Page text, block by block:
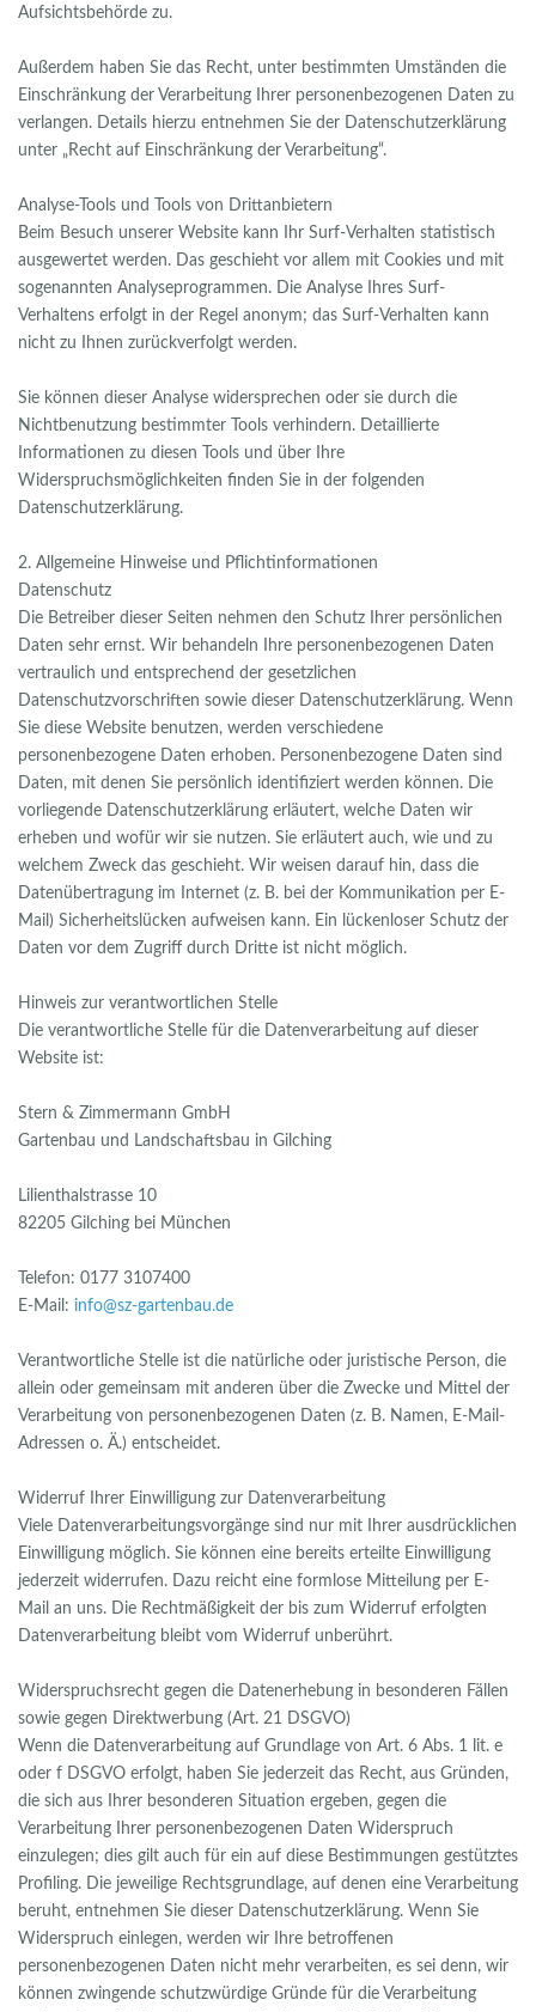
Aufsichtsbehörde zu.
Außerdem haben Sie das Recht, unter bestimmten Umständen die
Einschränkung der Verarbeitung Ihrer personenbezogenen Daten zu
verlangen. Details hierzu entnehmen Sie der Datenschutzerklärung
unter „Recht auf Einschränkung der Verarbeitung“.
Analyse-Tools und Tools von Drittanbietern
Beim Besuch unserer Website kann Ihr Surf-Verhalten statistisch
ausgewertet werden. Das geschieht vor allem mit Cookies und mit
sogenannten Analyseprogrammen. Die Analyse Ihres Surf-
Verhaltens erfolgt in der Regel anonym; das Surf-Verhalten kann
nicht zu Ihnen zurückverfolgt werden.
Sie können dieser Analyse widersprechen oder sie durch die
Nichtbenutzung bestimmter Tools verhindern. Detaillierte
Informationen zu diesen Tools und über Ihre
Widerspruchsmöglichkeiten finden Sie in der folgenden
Datenschutzerklärung.
2. Allgemeine Hinweise und Pflichtinformationen
Datenschutz
Die Betreiber dieser Seiten nehmen den Schutz Ihrer persönlichen
Daten sehr ernst. Wir behandeln Ihre personenbezogenen Daten
vertraulich und entsprechend der gesetzlichen
Datenschutzvorschriften sowie dieser Datenschutzerklärung. Wenn
Sie diese Website benutzen, werden verschiedene
personenbezogene Daten erhoben. Personenbezogene Daten sind
Daten, mit denen Sie persönlich identifiziert werden können. Die
vorliegende Datenschutzerklärung erläutert, welche Daten wir
erheben und wofür wir sie nutzen. Sie erläutert auch, wie und zu
welchem Zweck das geschieht. Wir weisen darauf hin, dass die
Datenübertragung im Internet (z. B. bei der Kommunikation per E-
Mail) Sicherheitslücken aufweisen kann. Ein lückenloser Schutz der
Daten vor dem Zugriff durch Dritte ist nicht möglich.
Hinweis zur verantwortlichen Stelle
Die verantwortliche Stelle für die Datenverarbeitung auf dieser
Website ist:
Stern & Zimmermann GmbH
Gartenbau und Landschaftsbau in Gilching
Lilienthalstrasse 10
82205 Gilching bei München
Telefon: 0177 3107400
E-Mail: info@sz-gartenbau.de
Verantwortliche Stelle ist die natürliche oder juristische Person, die
allein oder gemeinsam mit anderen über die Zwecke und Mittel der
Verarbeitung von personenbezogenen Daten (z. B. Namen, E-Mail-
Adressen o. Ä.) entscheidet.
Widerruf Ihrer Einwilligung zur Datenverarbeitung
Viele Datenverarbeitungsvorgänge sind nur mit Ihrer ausdrücklichen
Einwilligung möglich. Sie können eine bereits erteilte Einwilligung
jederzeit widerrufen. Dazu reicht eine formlose Mitteilung per E-
Mail an uns. Die Rechtmäßigkeit der bis zum Widerruf erfolgten
Datenverarbeitung bleibt vom Widerruf unberührt.
Widerspruchsrecht gegen die Datenerhebung in besonderen Fällen
sowie gegen Direktwerbung (Art. 21 DSGVO)
Wenn die Datenverarbeitung auf Grundlage von Art. 6 Abs. 1 lit. e
oder f DSGVO erfolgt, haben Sie jederzeit das Recht, aus Gründen,
die sich aus Ihrer besonderen Situation ergeben, gegen die
Verarbeitung Ihrer personenbezogenen Daten Widerspruch
einzulegen; dies gilt auch für ein auf diese Bestimmungen gestütztes
Profiling. Die jeweilige Rechtsgrundlage, auf denen eine Verarbeitung
beruht, entnehmen Sie dieser Datenschutzerklärung. Wenn Sie
Widerspruch einlegen, werden wir Ihre betroffenen
personenbezogenen Daten nicht mehr verarbeiten, es sei denn, wir
können zwingende schutzwürdige Gründe für die Verarbeitung